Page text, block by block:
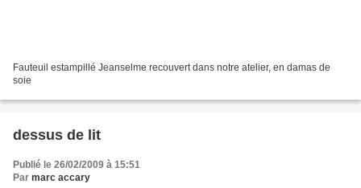
Fauteuil estampillé Jeanselme recouvert dans notre atelier, en damas de
soie
dessus de lit
Publié le 26/02/2009 à 15:51
Par marc accary